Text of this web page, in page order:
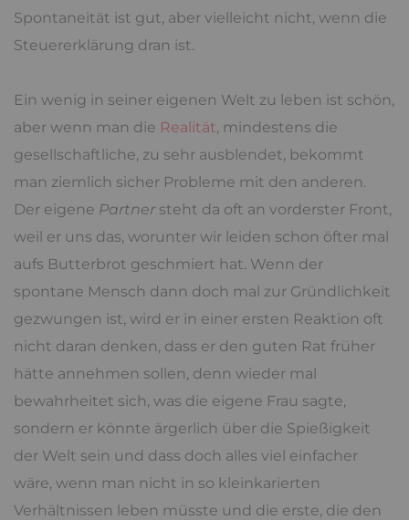
Spontaneität ist gut, aber vielleicht nicht, wenn die
Steuererklärung dran ist.
Ein wenig in seiner eigenen Welt zu leben ist schön,
aber wenn man die Realität, mindestens die
gesellschaftliche, zu sehr ausblendet, bekommt
man ziemlich sicher Probleme mit den anderen.
Der eigene Partner steht da oft an vorderster Front,
weil er uns das, worunter wir leiden schon öfter mal
aufs Butterbrot geschmiert hat. Wenn der
spontane Mensch dann doch mal zur Gründlichkeit
gezwungen ist, wird er in einer ersten Reaktion oft
nicht daran denken, dass er den guten Rat früher
hätte annehmen sollen, denn wieder mal
bewahrheitet sich, was die eigene Frau sagte,
sondern er könnte ärgerlich über die Spießigkeit
der Welt sein und dass doch alles viel einfacher
wäre, wenn man nicht in so kleinkarierten
Verhältnissen leben müsste und die erste, die den